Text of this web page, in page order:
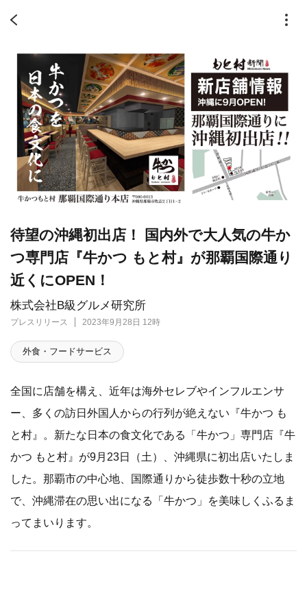
株式会社B級グルメ研究所
プレスリリース 2023年9月28日 12時
待望の沖縄初出店！ 国内外で大人気の牛か
つ専門店『牛かつ もと村』が那覇国際通り
近くにOPEN！
外食・フードサービス
全国に店舗を構え、近年は海外セレブやインフルエンサ
ー、多くの訪日外国人からの行列が絶えない『牛かつ も
と村』。新たな日本の食文化である「牛かつ」専門店『牛
かつ もと村』が9月23日（土）、沖縄県に初出店いたしま
した。那覇市の中心地、国際通りから徒歩数十秒の立地
で、沖縄滞在の思い出になる「牛かつ」を美味しくふるま
ってまいります。